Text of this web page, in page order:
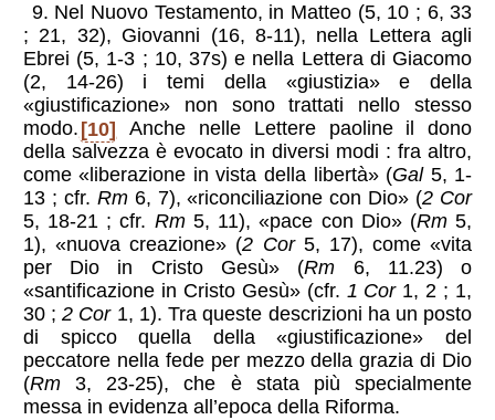
9. Nel Nuovo Testamento, in Matteo (5, 10 ; 6, 33
; 21, 32), Giovanni (16, 8-11), nella Lettera agli
Ebrei (5, 1-3 ; 10, 37s) e nella Lettera di Giacomo
(2, 14-26) i temi della «giustizia» e della
«giustificazione» non sono trattati nello stesso
modo. [10]
Anche nelle Lettere paoline il dono
della salvezza è evocato in diversi modi : fra altro,
come «liberazione in vista della libertà» (Gal5, 1-
13 ; cfr. Rm6, 7), «riconciliazione con Dio» (2 Cor
5, 18-21 ; cfr. Rm5, 11), «pace con Dio» (Rm5,
1), «nuova creazione» (2 Cor5, 17), come «vita
per Dio in Cristo Gesù» (Rm 6, 11.23) o
«santificazione in Cristo Gesù» (cfr. 1 Cor1, 2 ; 1,
30 ;2 Cor1, 1). Tra queste descrizioni ha un posto
di spicco quella della «giustificazione» del
peccatore nella fede per mezzo della grazia di Dio
(Rm3, 23-25), che è stata più specialmente
messa in evidenza all’epoca della Riforma.